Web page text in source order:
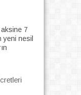
7
yeni nesil